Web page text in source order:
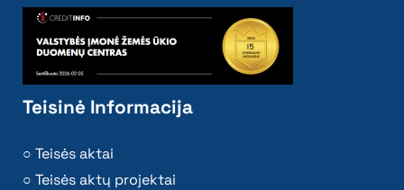
Teisinė Informacija
Teisės aktai
Teisės aktų projektai